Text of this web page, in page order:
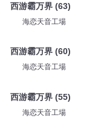
西游霸万界 (63)
海恋天音工場
西游霸万界 (60)
海恋天音工場
西游霸万界 (55)
海恋天音工場